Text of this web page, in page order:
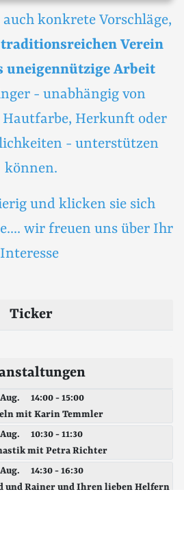
konkrete Vorschläge,
traditionsreichen Verein
uneigennützige Arbeit
- unabhängig von
Herkunft oder
- unterstützen
können.
und klicken sie sich
wir freuen uns über Ihr
Interesse
Ticker
14:00 - 15:00
mit Karin Temmler
10:30 - 11:30
mit Petra Richter
14:30 - 16:30
und Rainer und Ihren lieben Helfern